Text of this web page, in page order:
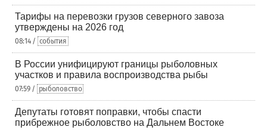
Тарифы на перевозки грузов северного завоза
утверждены на 2026 год
08:14 / события
В России унифицируют границы рыболовных
участков и правила воспроизводства рыбы
07:59 / рыболовство
Депутаты готовят поправки, чтобы спасти
прибрежное рыболовство на Дальнем Востоке